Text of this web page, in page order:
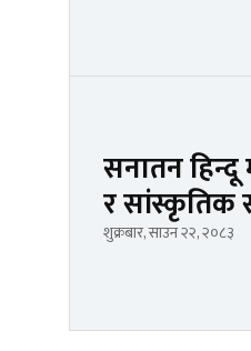
सनातन हिन्दू
र सांस्कृतिक
शुक्रबार, साउन २२, २०८३